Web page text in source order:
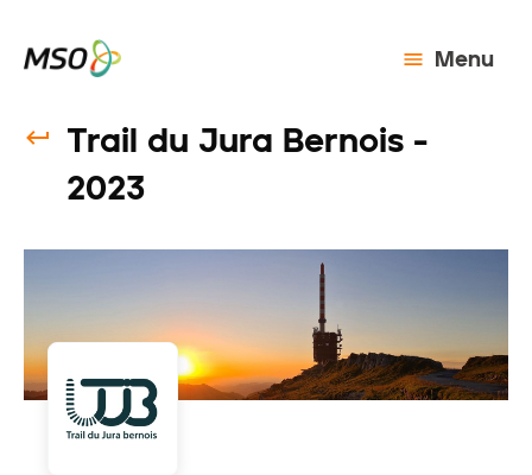
Menu
Trail du Jura Bernois -
2023